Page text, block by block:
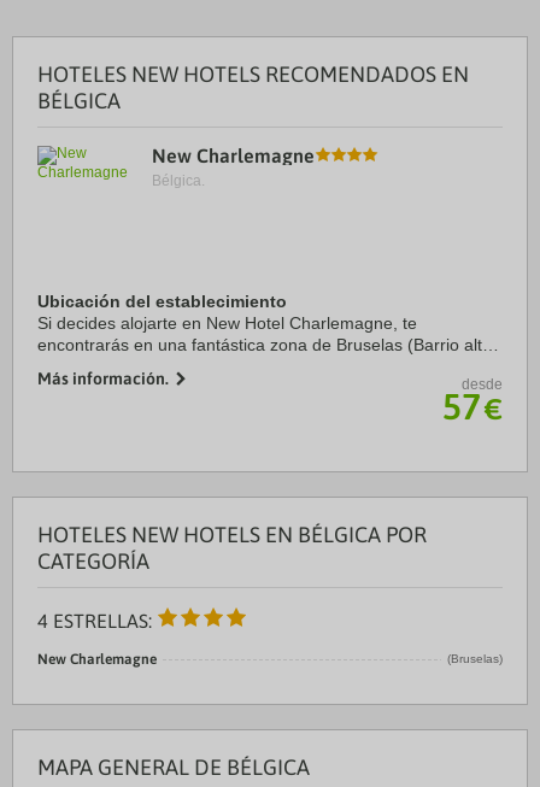
HOTELES NEW HOTELS RECOMENDADOS EN
BÉLGICA
New Charlemagne
Bélgica.
Ubicación del establecimiento
Si decides alojarte en New Hotel Charlemagne, te
encontrarás en una fantástica zona de Bruselas (Barrio alto)
Grand Place y Edificio del Parlamento de ...
Más información. desde
57€
HOTELES NEW HOTELS EN BÉLGICA POR
CATEGORÍA
4 ESTRELLAS:
New Charlemagne (Bruselas)
MAPA GENERAL DE BÉLGICA